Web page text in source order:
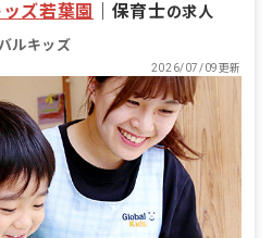
ズ若葉園 保育士の求人
ルキッズ
2026/07/09更新